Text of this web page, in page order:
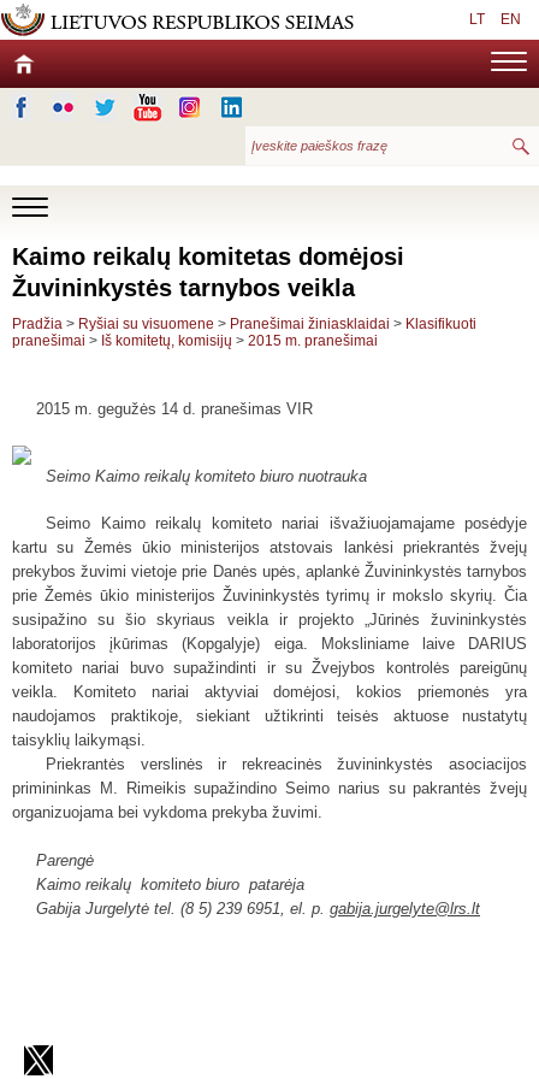
LT EN
Kaimo reikalų komitetas domėjosi
Žuvininkystės tarnybos veikla
Pradžia > Ryšiai su visuomene > Pranešimai žiniasklaidai > Klasifikuoti
pranešimai > Iš komitetų, komisijų > 2015 m. pranešimai
2015 m. gegužės 14 d. pranešimas VIR
Seimo Kaimo reikalų komiteto biuro nuotrauka
Seimo Kaimo reikalų komiteto nariai išvažiuojamajame posėdyje
kartu su Žemės ūkio ministerijos atstovais lankėsi priekrantės žvejų
prekybos žuvimi vietoje prie Danės upės, aplankė Žuvininkystės tarnybos
prie Žemės ūkio ministerijos Žuvininkystės tyrimų ir mokslo skyrių. Čia
susipažino su šio skyriaus veikla ir projekto „Jūrinės žuvininkystės
laboratorijos įkūrimas (Kopgalyje) eiga. Moksliniame laive DARIUS
komiteto nariai buvo supažindinti ir su Žvejybos kontrolės pareigūnų
veikla. Komiteto nariai aktyviai domėjosi, kokios priemonės yra
naudojamos praktikoje, siekiant užtikrinti teisės aktuose nustatytų
taisyklių laikymąsi.
Priekrantės verslinės ir rekreacinės žuvininkystės asociacijos
primininkas M. Rimeikis supažindino Seimo narius su pakrantės žvejų
organizuojama bei vykdoma prekyba žuvimi.
Parengė
Kaimo reikalų komiteto biuro patarėja
Gabija Jurgelytė tel. (8 5) 239 6951, el. p. gabija.jurgelyte@lrs.lt